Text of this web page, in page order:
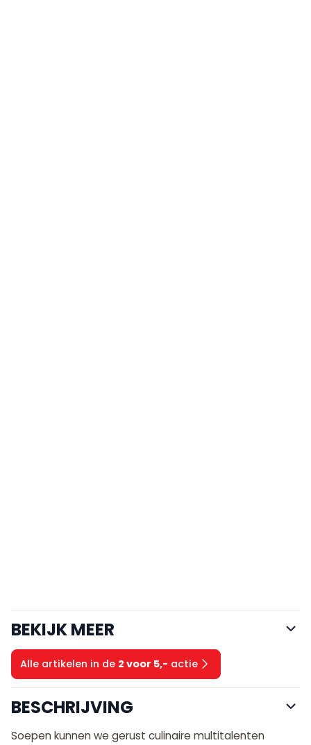
BEKIJK MEER
Alle artikelen in de 2 voor 5,- actie
BESCHRIJVING
Soepen kunnen we gerust culinaire multitalenten